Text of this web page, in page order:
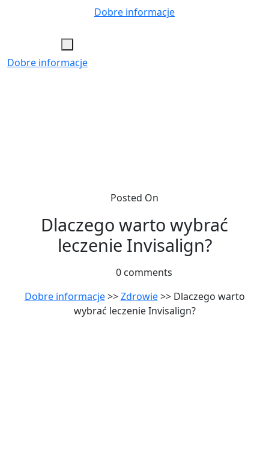
Dobre informacje
Dobre informacje
Posted On
Dlaczego warto wybrać
leczenie Invisalign?
0 comments
Dobre informacje>>Zdrowie>> Dlaczego warto
wybrać leczenie Invisalign?